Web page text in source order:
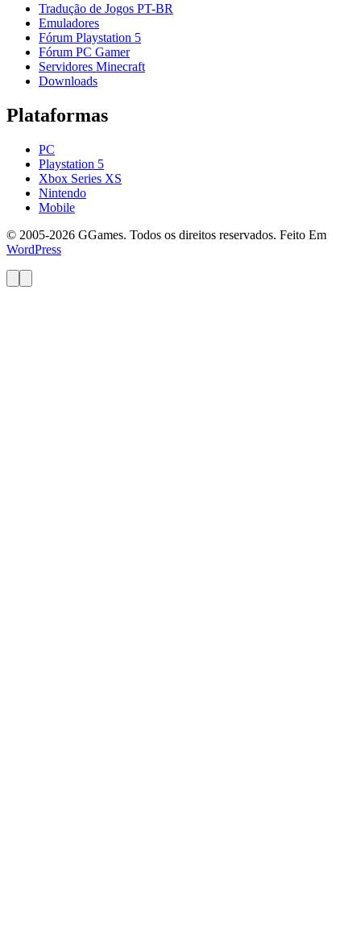
Tradução de Jogos PT-BR
Emuladores
Fórum Playstation 5
Fórum PC Gamer
Servidores Minecraft
Downloads
Plataformas
PC
Playstation 5
Xbox Series XS
Nintendo
Mobile
© 2005-2026 GGames. Todos os direitos reservados. Feito Em
WordPress